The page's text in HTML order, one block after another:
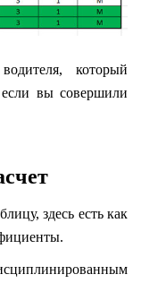
который
вы совершили
здесь есть как